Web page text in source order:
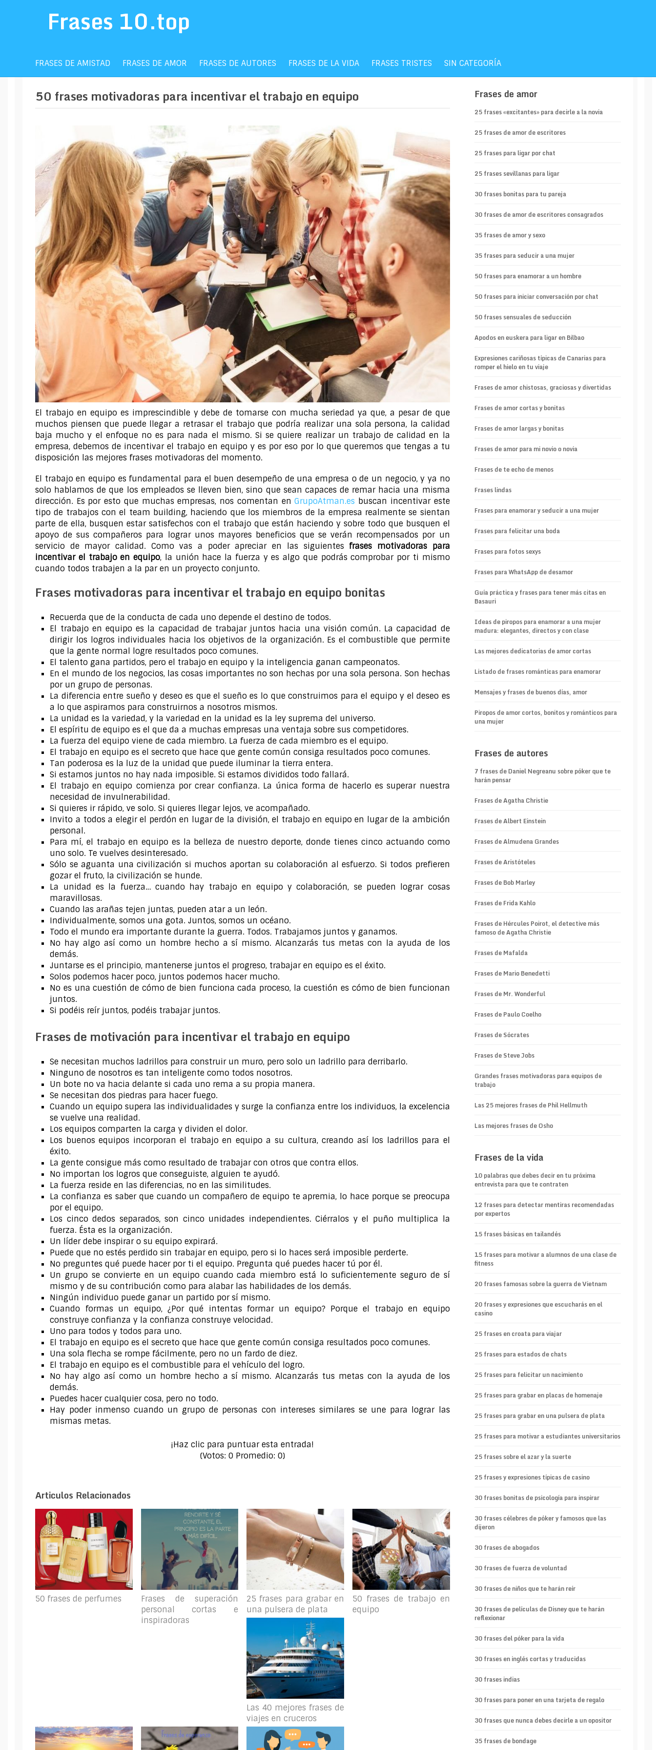
Frases 10.top
FRASES DE AMISTAD FRASES DE AMOR FRASES DE AUTORES FRASES DE LA VIDA FRASES TRISTES SIN CATEGORÍA
50 frases motivadoras para incentivar el trabajo en equipo
El trabajo en equipo es imprescindible y debe de tomarse con mucha seriedad ya que, a pesar de que
muchos piensen que puede llegar a retrasar el trabajo que podría realizar una sola persona, la calidad
baja mucho y el enfoque no es para nada el mismo. Si se quiere realizar un trabajo de calidad en la
empresa, debemos de incentivar el trabajo en equipo y es por eso por lo que queremos que tengas a tu
disposición las mejores frases motivadoras del momento.
El trabajo en equipo es fundamental para el buen desempeño de una empresa o de un negocio, y ya no
solo hablamos de que los empleados se lleven bien, sino que sean capaces de remar hacia una misma
dirección. Es por esto que muchas empresas, nos comentan enGrupoAtman.es buscan incentivar este
tipo de trabajos con el team building, haciendo que los miembros de la empresa realmente se sientan
parte de ella, busquen estar satisfechos con el trabajo que están haciendo y sobre todo que busquen el
apoyo de sus compañeros para lograr unos mayores beneficios que se verán recompensados por un
servicio de mayor calidad. Como vas a poder apreciar en las siguientes frases motivadoras para
incentivar el trabajo en equipo, la unión hace la fuerza y es algo que podrás comprobar por ti mismo
cuando todos trabajen a la par en un proyecto conjunto.
Frases motivadoras para incentivar el trabajo en equipo bonitas
Recuerda que de la conducta de cada uno depende el destino de todos.
El trabajo en equipo es la capacidad de trabajar juntos hacia una visión común. La capacidad de
dirigir los logros individuales hacia los objetivos de la organización. Es el combustible que permite
que la gente normal logre resultados poco comunes.
El talento gana partidos, pero el trabajo en equipo y la inteligencia ganan campeonatos.
En el mundo de los negocios, las cosas importantes no son hechas por una sola persona. Son hechas
por un grupo de personas.
La diferencia entre sueño y deseo es que el sueño es lo que construimos para el equipo y el deseo es
a lo que aspiramos para construirnos a nosotros mismos.
La unidad es la variedad, y la variedad en la unidad es la ley suprema del universo.
El espíritu de equipo es el que da a muchas empresas una ventaja sobre sus competidores.
La fuerza del equipo viene de cada miembro. La fuerza de cada miembro es el equipo.
El trabajo en equipo es el secreto que hace que gente común consiga resultados poco comunes.
Tan poderosa es la luz de la unidad que puede iluminar la tierra entera.
Si estamos juntos no hay nada imposible. Si estamos divididos todo fallará.
El trabajo en equipo comienza por crear confianza. La única forma de hacerlo es superar nuestra
necesidad de invulnerabilidad.
Si quieres ir rápido, ve solo. Si quieres llegar lejos, ve acompañado.
Invito a todos a elegir el perdón en lugar de la división, el trabajo en equipo en lugar de la ambición
personal.
Para mí, el trabajo en equipo es la belleza de nuestro deporte, donde tienes cinco actuando como
uno solo. Te vuelves desinteresado.
Sólo se aguanta una civilización si muchos aportan su colaboración al esfuerzo. Si todos prefieren
gozar el fruto, la civilización se hunde.
La unidad es la fuerza… cuando hay trabajo en equipo y colaboración, se pueden lograr cosas
maravillosas.
Cuando las arañas tejen juntas, pueden atar a un león.
Individualmente, somos una gota. Juntos, somos un océano.
Todo el mundo era importante durante la guerra. Todos. Trabajamos juntos y ganamos.
No hay algo así como un hombre hecho a sí mismo. Alcanzarás tus metas con la ayuda de los
demás.
Juntarse es el principio, mantenerse juntos el progreso, trabajar en equipo es el éxito.
Solos podemos hacer poco, juntos podemos hacer mucho.
No es una cuestión de cómo de bien funciona cada proceso, la cuestión es cómo de bien funcionan
juntos.
Si podéis reír juntos, podéis trabajar juntos.
Frases de motivación para incentivar el trabajo en equipo
Se necesitan muchos ladrillos para construir un muro, pero solo un ladrillo para derribarlo.
Ninguno de nosotros es tan inteligente como todos nosotros.
Un bote no va hacia delante si cada uno rema a su propia manera.
Se necesitan dos piedras para hacer fuego.
Cuando un equipo supera las individualidades y surge la confianza entre los individuos, la excelencia
se vuelve una realidad.
Los equipos comparten la carga y dividen el dolor.
Los buenos equipos incorporan el trabajo en equipo a su cultura, creando así los ladrillos para el
éxito.
La gente consigue más como resultado de trabajar con otros que contra ellos.
No importan los logros que conseguiste, alguien te ayudó.
La fuerza reside en las diferencias, no en las similitudes.
La confianza es saber que cuando un compañero de equipo te apremia, lo hace porque se preocupa
por el equipo.
Los cinco dedos separados, son cinco unidades independientes. Ciérralos y el puño multiplica la
fuerza. Ésta es la organización.
Un líder debe inspirar o su equipo expirará.
Puede que no estés perdido sin trabajar en equipo, pero si lo haces será imposible perderte.
No preguntes qué puede hacer por ti el equipo. Pregunta qué puedes hacer tú por él.
Un grupo se convierte en un equipo cuando cada miembro está lo suficientemente seguro de sí
mismo y de su contribución como para alabar las habilidades de los demás.
Ningún individuo puede ganar un partido por sí mismo.
Cuando formas un equipo, ¿Por qué intentas formar un equipo? Porque el trabajo en equipo
construye confianza y la confianza construye velocidad.
Uno para todos y todos para uno.
El trabajo en equipo es el secreto que hace que gente común consiga resultados poco comunes.
Una sola flecha se rompe fácilmente, pero no un fardo de diez.
El trabajo en equipo es el combustible para el vehículo del logro.
No hay algo así como un hombre hecho a sí mismo. Alcanzarás tus metas con la ayuda de los
demás.
Puedes hacer cualquier cosa, pero no todo.
Hay poder inmenso cuando un grupo de personas con intereses similares se une para lograr las
mismas metas.
¡Haz clic para puntuar esta entrada!
(Votos: 0 Promedio: 0)
Articulos Relacionados
50 frases de perfumes
Frases de superación
personal cortas e
inspiradoras
25 frases para grabar en
una pulsera de plata
50 frases de trabajo en
equipo
Las 40 mejores frases de
viajes en cruceros
Frases de amor
25 frases «excitantes» para decirle a la novia
25 frases de amor de escritores
25 frases para ligar por chat
25 frases sevillanas para ligar
30 frases bonitas para tu pareja
30 frases de amor de escritores consagrados
35 frases de amor y sexo
35 frases para seducir a una mujer
50 frases para enamorar a un hombre
50 frases para iniciar conversación por chat
50 frases sensuales de seducción
Apodos en euskera para ligar en Bilbao
Expresiones cariñosas típicas de Canarias para
romper el hielo en tu viaje
Frases de amor chistosas, graciosas y divertidas
Frases de amor cortas y bonitas
Frases de amor largas y bonitas
Frases de amor para mi novio o novia
Frases de te echo de menos
Frases lindas
Frases para enamorar y seducir a una mujer
Frases para felicitar una boda
Frases para fotos sexys
Frases para WhatsApp de desamor
Guía práctica y frases para tener más citas en
Basauri
Ideas de piropos para enamorar a una mujer
madura: elegantes, directos y con clase
Las mejores dedicatorias de amor cortas
Listado de frases románticas para enamorar
Mensajes y frases de buenos días, amor
Piropos de amor cortos, bonitos y románticos para
una mujer
Frases de autores
7 frases de Daniel Negreanu sobre póker que te
harán pensar
Frases de Agatha Christie
Frases de Albert Einstein
Frases de Almudena Grandes
Frases de Aristóteles
Frases de Bob Marley
Frases de Frida Kahlo
Frases de Hércules Poirot, el detective más
famoso de Agatha Christie
Frases de Mafalda
Frases de Mario Benedetti
Frases de Mr. Wonderful
Frases de Paulo Coelho
Frases de Sócrates
Frases de Steve Jobs
Grandes frases motivadoras para equipos de
trabajo
Las 25 mejores frases de Phil Hellmuth
Las mejores frases de Osho
Frases de la vida
10 palabras que debes decir en tu próxima
entrevista para que te contraten
12 frases para detectar mentiras recomendadas
por expertos
15 frases básicas en tailandés
15 frases para motivar a alumnos de una clase de
fitness
20 frases famosas sobre la guerra de Vietnam
20 frases y expresiones que escucharás en el
casino
25 frases en croata para viajar
25 frases para estados de chats
25 frases para felicitar un nacimiento
25 frases para grabar en placas de homenaje
25 frases para grabar en una pulsera de plata
25 frases para motivar a estudiantes universitarios
25 frases sobre el azar y la suerte
25 frases y expresiones típicas de casino
30 frases bonitas de psicología para inspirar
30 frases célebres de póker y famosos que las
dijeron
30 frases de abogados
30 frases de fuerza de voluntad
30 frases de niños que te harán reír
30 frases de películas de Disney que te harán
reflexionar
30 frases del póker para la vida
30 frases en inglés cortas y traducidas
30 frases indias
30 frases para poner en una tarjeta de regalo
30 frases que nunca debes decirle a un opositor
35 frases de bondage